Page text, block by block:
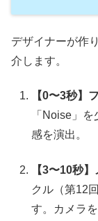
デザイナーが作
介します。
【0〜3秒】
「Noise」
感を演出。
【3〜10秒
クル（第12
す。カメラ